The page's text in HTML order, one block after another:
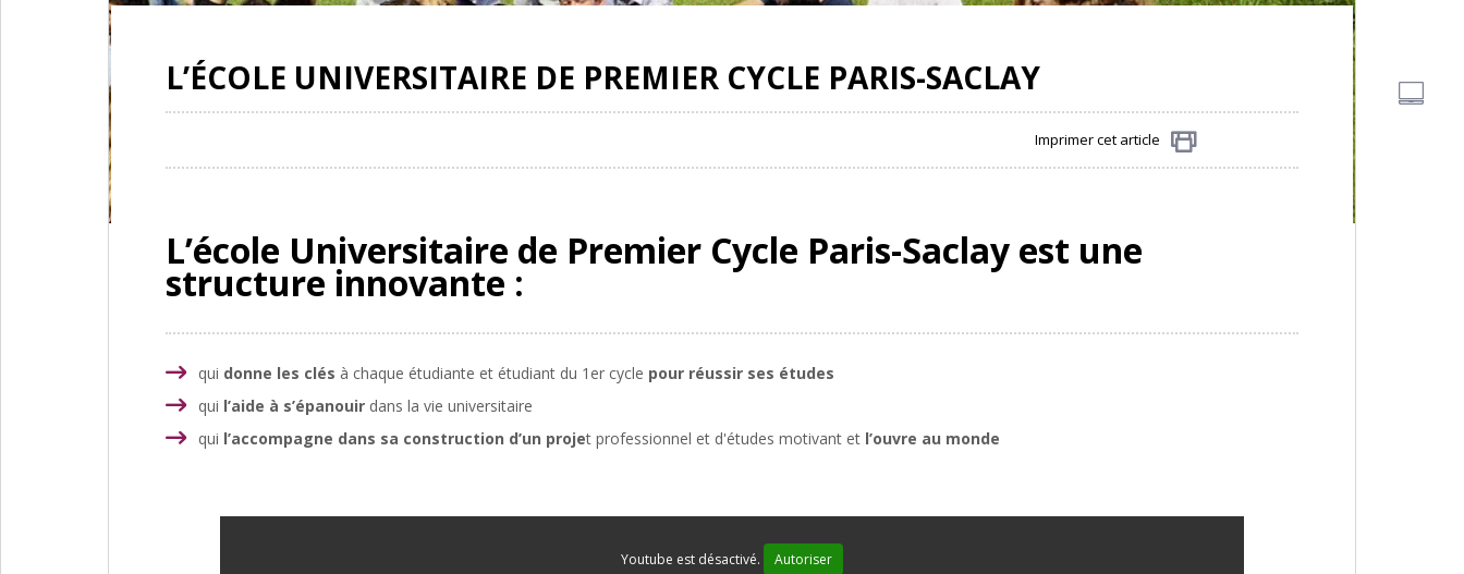
L’ÉCOLE UNIVERSITAIRE DE PREMIER CYCLE PARIS-SACLAY
Imprimer cet article
L’école Universitaire de Premier Cycle Paris-Saclay est une
structure innovante :
qui donne les clés à chaque étudiante et étudiant du 1er cycle pour réussir ses études
qui l’aide à s’épanouir dans la vie universitaire
qui l’accompagne dans sa construction d’un projet professionnel et d'études motivant et l’ouvre au monde
Youtube est désactivé. Autoriser